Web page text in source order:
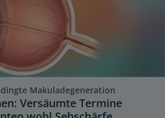
Makuladegeneration
Versäumte Termine